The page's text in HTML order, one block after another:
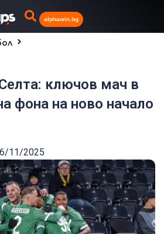
alphawin.bg
ключов мач в
фона на ново начало
11/2025